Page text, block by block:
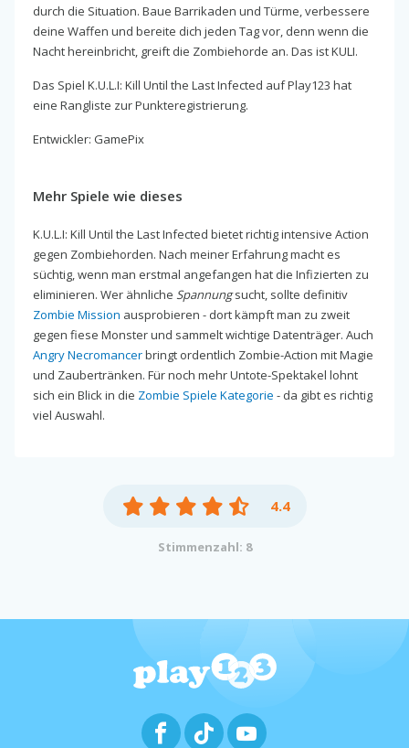
durch die Situation. Baue Barrikaden und Türme, verbessere
deine Waffen und bereite dich jeden Tag vor, denn wenn die
Nacht hereinbricht, greift die Zombiehorde an. Das ist KULI.
Das Spiel K.U.L.I: Kill Until the Last Infected auf Play123 hat
eine Rangliste zur Punkteregistrierung.
Entwickler: GamePix
Mehr Spiele wie dieses
K.U.L.I: Kill Until the Last Infected bietet richtig intensive Action
gegen Zombiehorden. Nach meiner Erfahrung macht es
süchtig, wenn man erstmal angefangen hat die Infizierten zu
eliminieren. Wer ähnliche Spannungsucht, sollte definitiv
Zombie Mission ausprobieren - dort kämpft man zu zweit
gegen fiese Monster und sammelt wichtige Datenträger. Auch
Angry Necromancerbringt ordentlich Zombie-Action mit Magie
und Zaubertränken. Für noch mehr Untote-Spektakel lohnt
sich ein Blick in die Zombie Spiele Kategorie - da gibt es richtig
viel Auswahl.
4.4
Stimmenzahl: 8